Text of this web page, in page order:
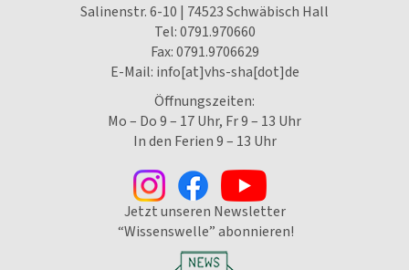
Salinenstr. 6-10 | 74523 Schwäbisch Hall
Tel:0791.970660
Fax: 0791.9706629
E-Mail: info[at]vhs-sha[dot]de
Öffnungszeiten:
Mo – Do 9 – 17 Uhr, Fr 9 – 13 Uhr
In den Ferien 9 – 13 Uhr
Jetzt unseren Newsletter
“Wissenswelle” abonnieren!